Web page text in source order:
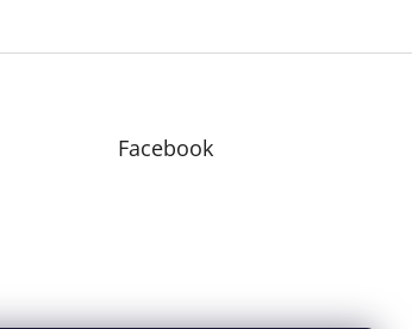
Facebook